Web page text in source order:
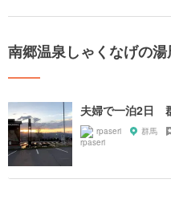
南郷温泉しゃくなげの
夫婦で一泊2日
rpaseri 群馬